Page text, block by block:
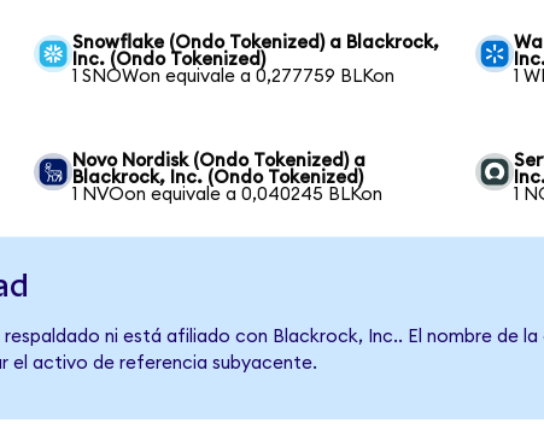
Snowflake (Ondo Tokenized) a Blackrock,
Inc. (Ondo Tokenized)
1 SNOWon equivale a 0,277759 BLKon
1
Novo Nordisk (Ondo Tokenized) a
Blackrock, Inc. (Ondo Tokenized)
1 NVOon equivale a 0,040245 BLKon
1
ni está afiliado con Blackrock, Inc.. El nombre de
el activo de referencia subyacente.